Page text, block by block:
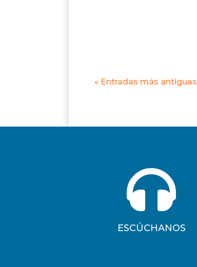
« Entradas más antiguas

ESCÚCHANOS